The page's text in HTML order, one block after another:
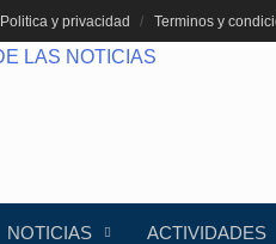
Politica y privacidad Terminos y
NOTICIAS ACTIVIDADES